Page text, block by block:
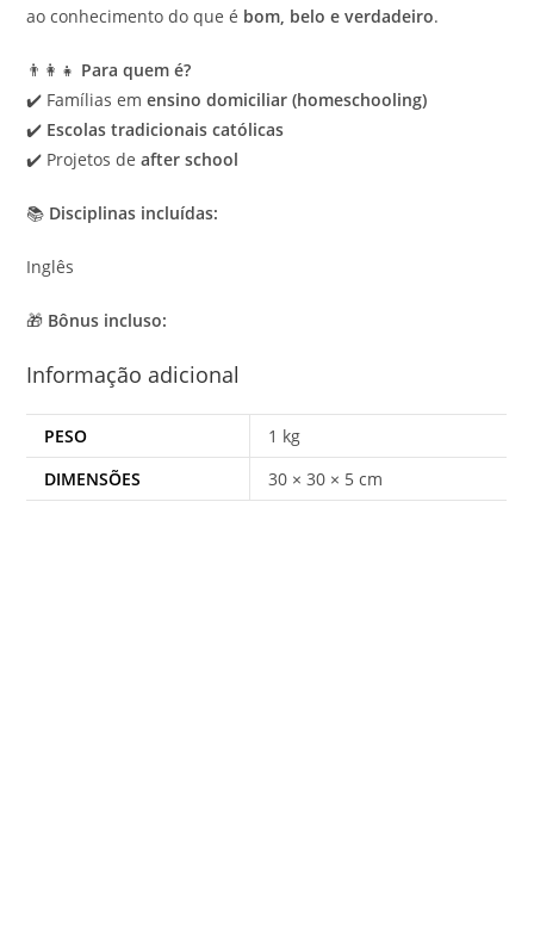
ao conhecimento do que é bom, belo e verdadeiro.
👨‍👩‍👧 Para quem é?
✔️ Famílias emensino domiciliar (homeschooling)
✔️ Escolas tradicionais católicas
✔️ Projetos deafter school
📚 Disciplinas incluídas:
Inglês
🎁 Bônus incluso:
Informação adicional
PESO
1 kg
DIMENSÕES
30 × 30 × 5 cm